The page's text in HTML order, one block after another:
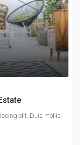
elit. Duis mollis